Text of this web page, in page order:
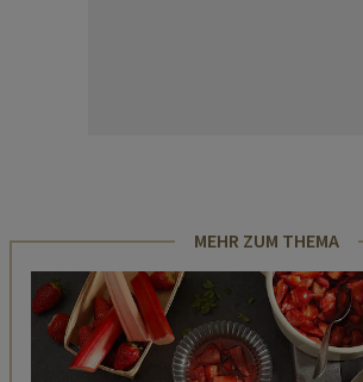
MEHR ZUM THEMA